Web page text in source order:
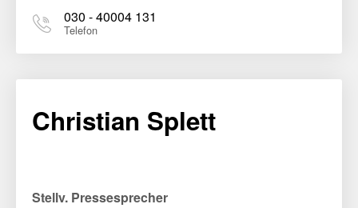
030 - 40004 131
Telefon
Christian Splett
Stellv. Pressesprecher